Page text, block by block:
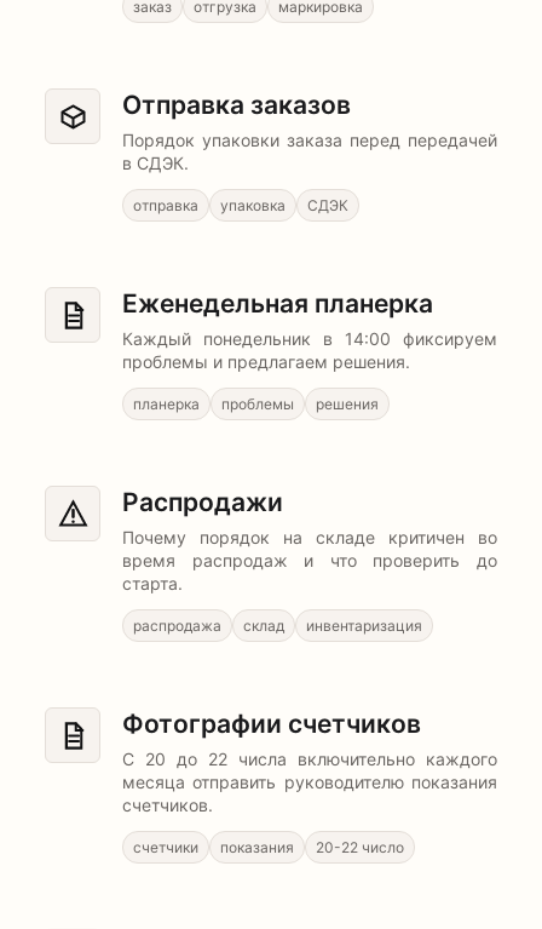
заказ отгрузка маркировка
Отправка заказов
Порядок упаковки заказа перед передачей
в СДЭК.
отправка упаковка СДЭК
Еженедельная планерка
Каждый понедельник в 14:00 фиксируем
проблемы и предлагаем решения.
планерка проблемы решения
Распродажи
Почему порядок на складе критичен во
время распродаж и что проверить до
старта.
распродажа склад инвентаризация
Фотографии счетчиков
С 20 до 22 числа включительно каждого
месяца отправить руководителю показания
счетчиков.
счетчики показания 20-22 число